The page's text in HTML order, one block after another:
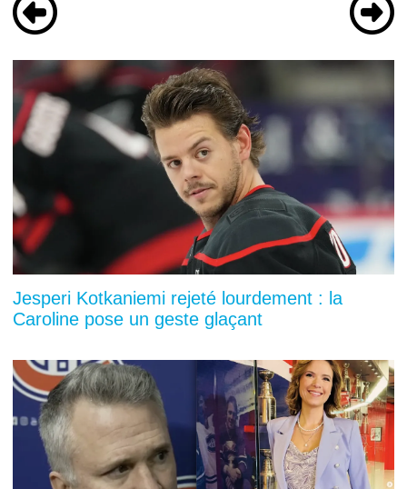
Jesperi Kotkaniemi rejeté lourdement : la
Caroline pose un geste glaçant